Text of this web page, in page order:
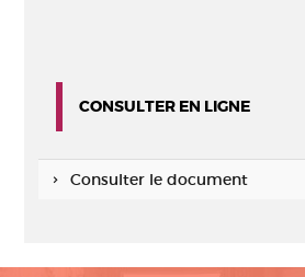
CONSULTER EN LIGNE
Consulter le document